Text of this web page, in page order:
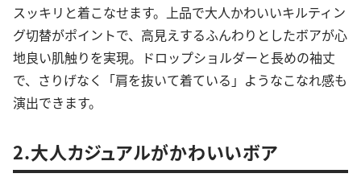
スッキリと着こなせます。上品で大人かわいいキルティン
グ切替がポイントで、高見えするふんわりとしたボアが心
地良い肌触りを実現。ドロップショルダーと長めの袖丈
で、さりげなく「肩を抜いて着ている」ようなこなれ感も
演出できます。
2.大人カジュアルがかわいいボア